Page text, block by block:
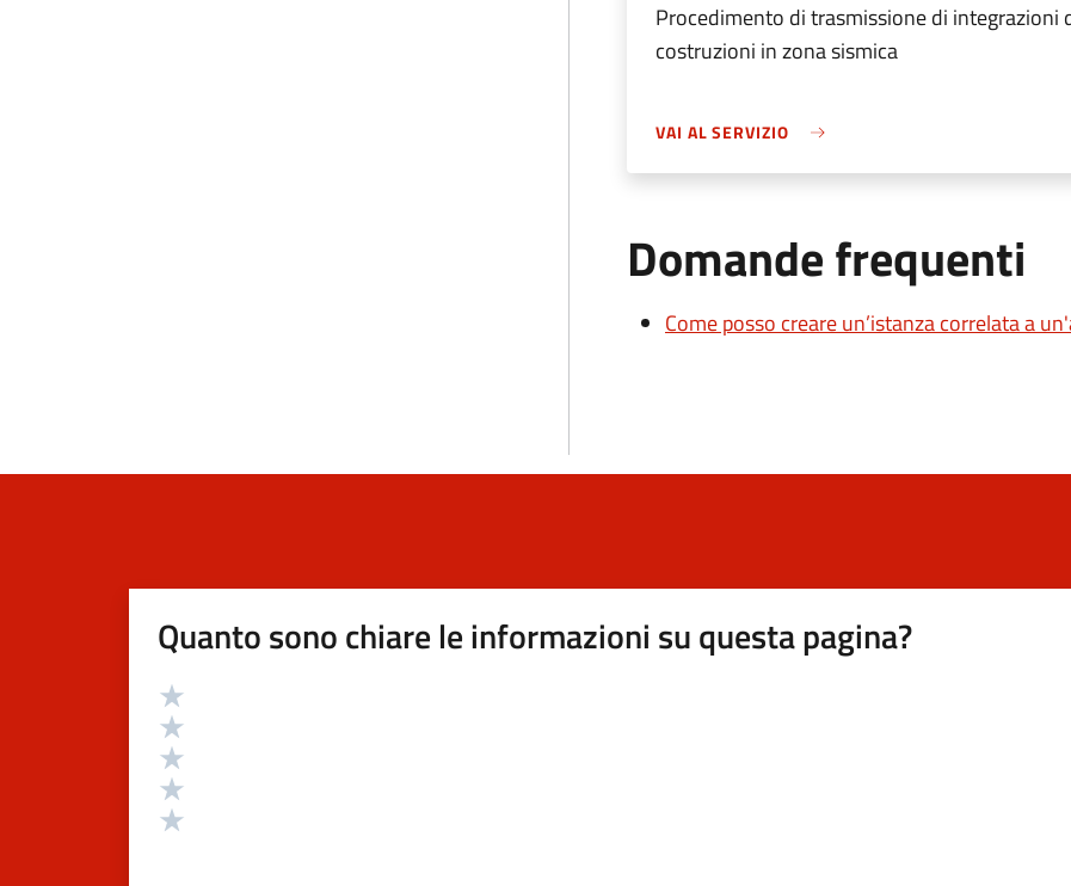
Procedimento di trasmissione di integrazioni
costruzioni in zona sismica
VAI AL SERVIZIO
Domande frequenti
Come posso creare un’istanza correlata a
Quanto sono chiare le informazioni su questa pagina?
Valutazione